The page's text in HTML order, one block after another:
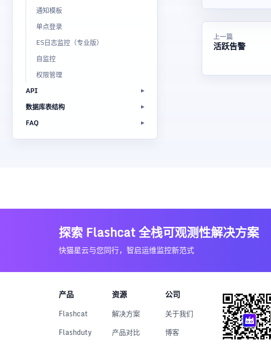
通知模板
单点登录
ES日志监控（专业版）
自监控
权限管理
API
数据库表结构
FAQ
上一篇
活跃告警
探索 Flashcat 全栈可观测性解决方案
快猫星云与您同行，智启运维监控新范式
产品
Flashcat
Flashduty
资源
解决方案
产品对比
公司
关于我们
博客